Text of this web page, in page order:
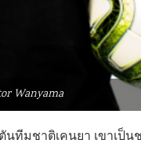
Wanyama
ทีมชาติเคนยา เขาเป็